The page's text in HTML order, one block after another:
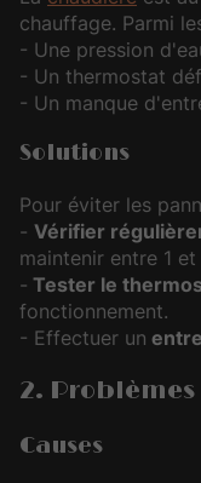
chauffage. Parmi
- Une pression
- Un thermostat
- Un manque
Solutions
Pour éviter les
- Vérifier
maintenir entre 1
- Tester le
fonctionnement.
- Effectuer un
2.
Causes